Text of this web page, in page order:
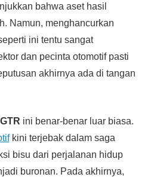
bahwa aset hasil
Namun, menghancurkan
ini tentu sangat
dan pecinta otomotif pasti
akhirnya ada di tangan
ini benar-benar luar biasa.
kini terjebak dalam saga
bisu dari perjalanan hidup
buronan. Pada akhirnya,